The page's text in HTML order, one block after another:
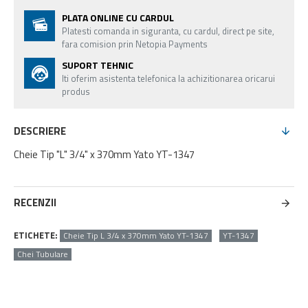
PLATA ONLINE CU CARDUL
Platesti comanda in siguranta, cu cardul, direct pe site,
fara comision prin Netopia Payments
SUPORT TEHNIC
Iti oferim asistenta telefonica la achizitionarea oricarui
produs
DESCRIERE
Cheie Tip "L" 3/4" x 370mm Yato YT-1347
RECENZII
ETICHETE: Cheie Tip L 3/4 x 370mm Yato YT-1347
YT-1347
Chei Tubulare